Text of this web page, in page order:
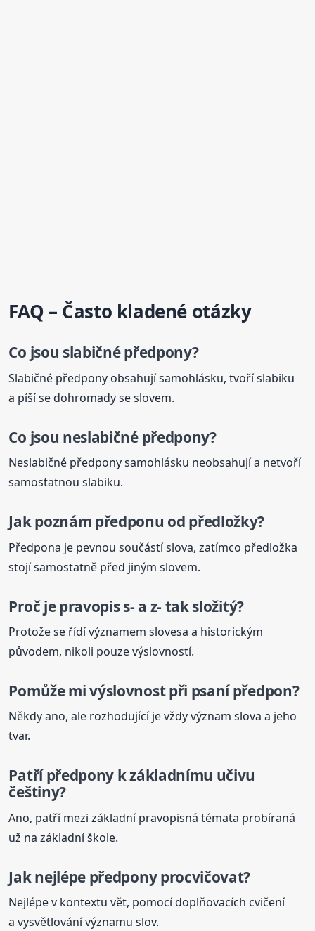
FAQ – Často kladené otázky
Co jsou slabičné předpony?
Slabičné předpony obsahují samohlásku, tvoří slabiku
a píší se dohromady se slovem.
Co jsou neslabičné předpony?
Neslabičné předpony samohlásku neobsahují a netvoří
samostatnou slabiku.
Jak poznám předponu od předložky?
Předpona je pevnou součástí slova, zatímco předložka
stojí samostatně před jiným slovem.
Proč je pravopis s- a z- tak složitý?
Protože se řídí významem slovesa a historickým
původem, nikoli pouze výslovností.
Pomůže mi výslovnost při psaní předpon?
Někdy ano, ale rozhodující je vždy význam slova a jeho
tvar.
Patří předpony k základnímu učivu
češtiny?
Ano, patří mezi základní pravopisná témata probíraná
už na základní škole.
Jak nejlépe předpony procvičovat?
Nejlépe v kontextu vět, pomocí doplňovacích cvičení
a vysvětlování významu slov.